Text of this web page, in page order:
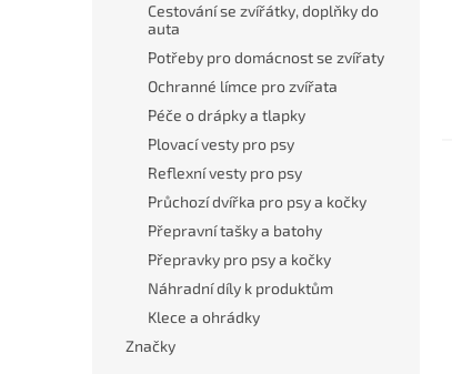
Cestování se zvířátky, doplňky do
auta
Potřeby pro domácnost se zvířaty
Ochranné límce pro zvířata
Péče o drápky a tlapky
Plovací vesty pro psy
Reflexní vesty pro psy
Průchozí dvířka pro psy a kočky
Přepravní tašky a batohy
Přepravky pro psy a kočky
Náhradní díly k produktům
Klece a ohrádky
Značky